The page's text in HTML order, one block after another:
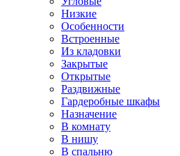
Низкие
Особенности
Встроенные
Из кладовки
Закрытые
Открытые
Раздвижные
Гардеробные шкафы
Назначение
В комнату
В нишу
В спальню